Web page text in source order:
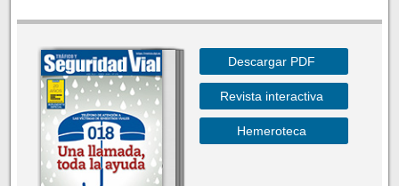
Descargar PDF
Revista interactiva
Hemeroteca